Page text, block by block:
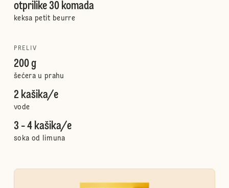
otprilike 30 komada
keksa petit beurre
PRELIV
200 g
šećera u prahu
2 kašika/e
vode
3 - 4 kašika/e
soka od limuna